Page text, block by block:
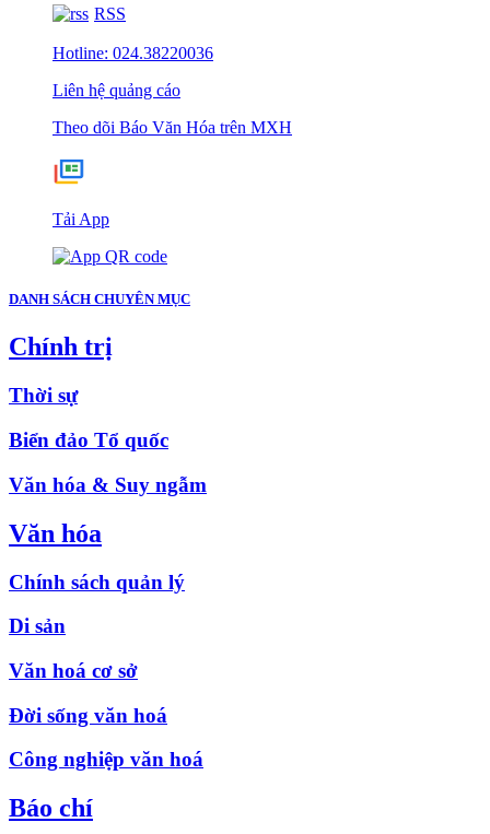
RSS
Hotline: 024.38220036
Liên hệ quảng cáo
Theo dõi Báo Văn Hóa trên MXH
Tải App
DANH SÁCH CHUYÊN MỤC
Chính trị
Thời sự
Biển đảo Tổ quốc
Văn hóa & Suy ngẫm
Văn hóa
Chính sách quản lý
Di sản
Văn hoá cơ sở
Đời sống văn hoá
Công nghiệp văn hoá
Báo chí